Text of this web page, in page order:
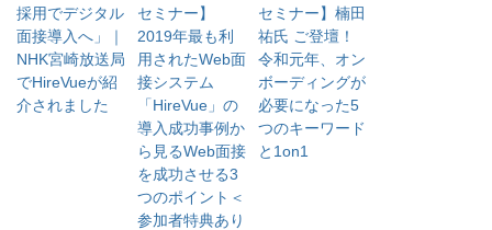
採用でデジタル
面接導入へ」｜
NHK宮崎放送局
でHireVueが紹
介されました
セミナー】
2019年最も利
用されたWeb面
接システム
「HireVue」の
導入成功事例か
ら見るWeb面接
を成功させる3
つのポイント＜
参加者特典あり
セミナー】楠田
祐氏 ご登壇！
令和元年、オン
ボーディングが
必要になった5
つのキーワード
と1on1